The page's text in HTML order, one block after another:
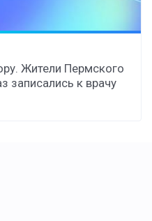
Жители Пермского
записались к врачу